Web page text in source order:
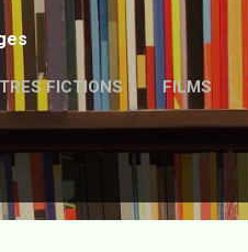
FICTIONS FILMS
LÉGALES